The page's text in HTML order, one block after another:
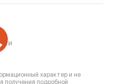
характер и не
получения подробной